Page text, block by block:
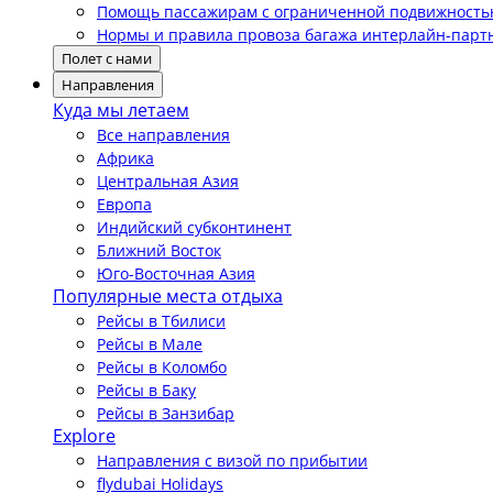
Помощь пассажирам с ограниченной
Нормы и правила провоза багажа интерлайн-
Полет с нами
Направления
Куда мы летаем
Все направления
Африка
Центральная Азия
Европа
Индийский субконтинент
Ближний Восток
Юго-Восточная Азия
Популярные места отдыха
Рейсы в Тбилиси
Рейсы в Мале
Рейсы в Коломбо
Рейсы в Баку
Рейсы в Занзибар
Explore
Направления с визой по прибытии
flydubai Holidays